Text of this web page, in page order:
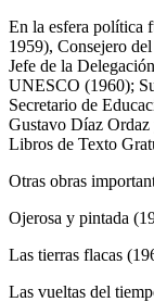
En la esfera política
1959), Consejero
Jefe de la
UNESCO (1960);
Secretario de
Gustavo Díaz
Libros de Texto
Otras obras
Ojerosa y pintada
Las tierras flacas
Las vueltas del